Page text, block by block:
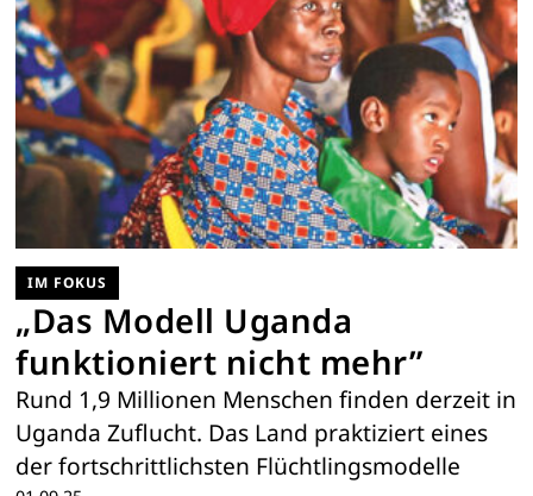
IM FOKUS
„Das Modell Uganda
funktioniert nicht mehr”
Rund 1,9 Millionen Menschen finden derzeit in
Uganda Zuflucht. Das Land praktiziert eines
der fortschrittlichsten Flüchtlingsmodelle